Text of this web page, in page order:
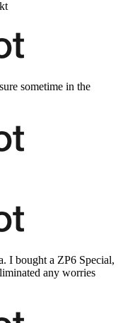
sometime in the
I bought a ZP6 Special,
any worries